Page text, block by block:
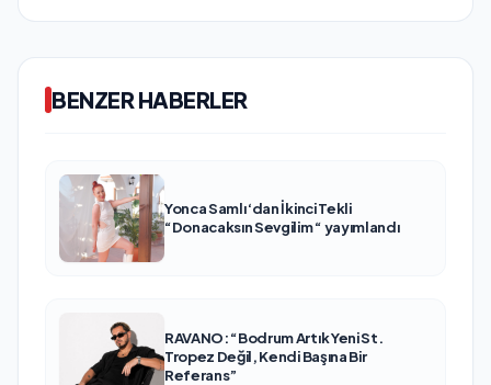
BENZER HABERLER
Yonca Samlı ‘dan İkinci Tekli
“Donacaksın Sevgilim “ yayımlandı
RAVANO: “Bodrum Artık Yeni St.
Tropez Değil, Kendi Başına Bir
Referans”